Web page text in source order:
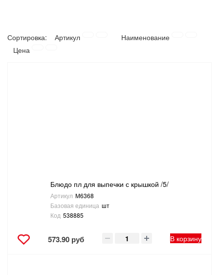
ЛАКОКРАСОЧНЫЕ МАТЕРИАЛЫ
СНЕГОУБОРОЧНЫЙ ИНВЕНТАРЬ
СТРЕМЯНКИ,ЛЕСТНИЦЫ
СТРОИТЕЛЬНЫЕ И ОТДЕЛОЧНЫЕ МАТЕРИАЛЫ
Сортировка: Артикул
Наименование
Цена
Блюдо пл для выпечки с крышкой /5/
Артикул М6368
Базовая единица шт
Код 538885
573.90 руб В корзину